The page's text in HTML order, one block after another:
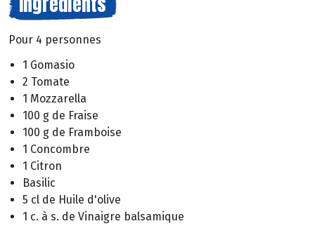
Pour 4 personnes
1 Gomasio
2 Tomate
1 Mozzarella
100 g de Fraise
100 g de Framboise
1 Concombre
1 Citron
Basilic
5 cl de Huile d'olive
1 c. à s. de Vinaigre balsamique